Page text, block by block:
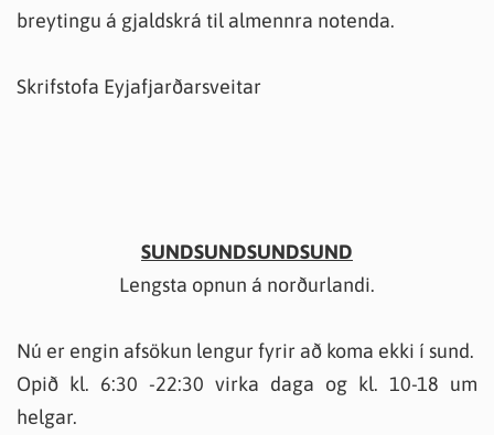
breytingu á gjaldskrá til almennra notenda.
Skrifstofa Eyjafjarðarsveitar
SUNDSUNDSUNDSUND
Lengsta opnun á norðurlandi.
Nú er engin afsökun lengur fyrir að koma ekki í sund.
Opið kl. 6:30 -22:30 virka daga og kl. 10-18 um
helgar.